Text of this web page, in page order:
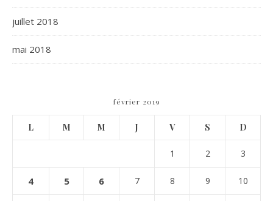
juillet 2018
mai 2018
février 2019
L M M J V S D
1 2 3
4 5 6 7 8 9 10